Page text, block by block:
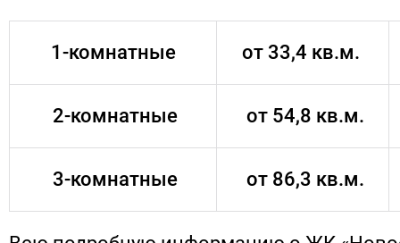
1-комнатные от 33,4 кв.м.
2-комнатные от 54,8 кв.м.
3-комнатные от 86,3 кв.м.